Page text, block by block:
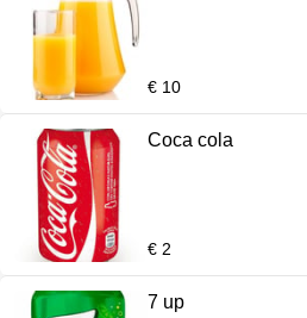
€ 10
Coca cola
€ 2
7 up